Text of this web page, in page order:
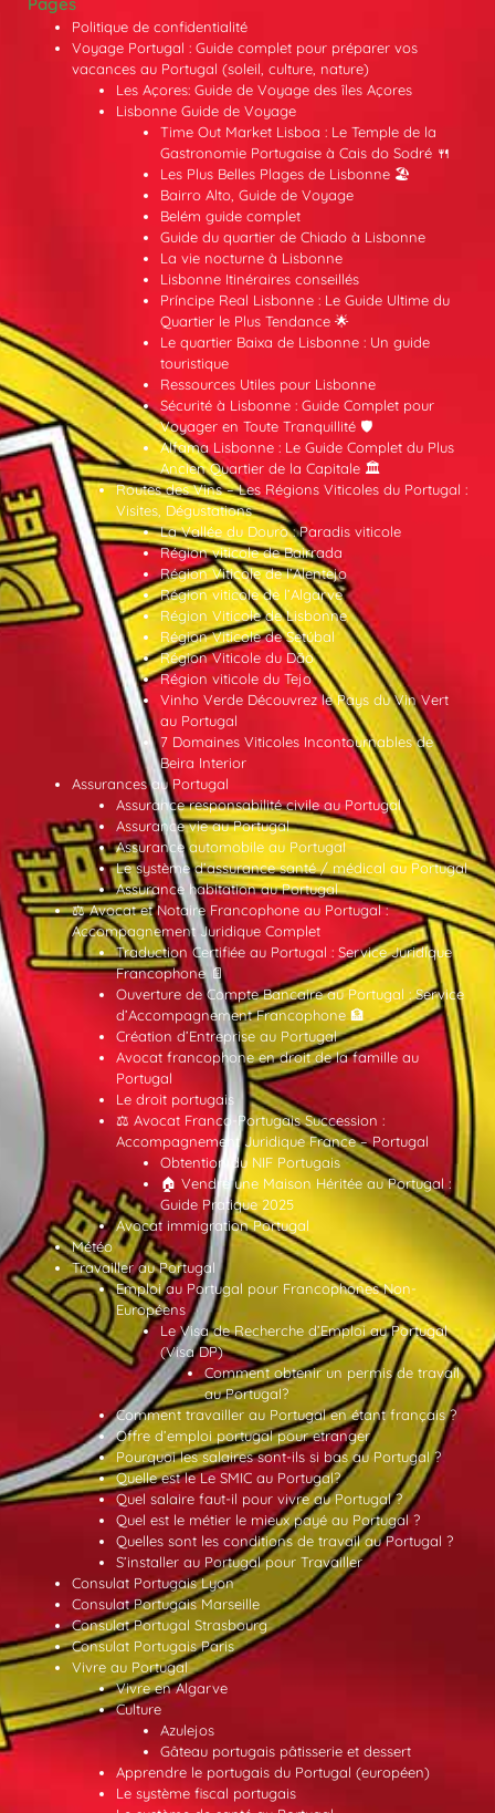
Pages
Politique de confidentialité
Voyage Portugal : Guide complet pour préparer vos
vacances au Portugal (soleil, culture, nature)
Les Açores: Guide de Voyage des îles Açores
Lisbonne Guide de Voyage
Time Out Market Lisboa : Le Temple de la
Gastronomie Portugaise à Cais do Sodré 🍴
Les Plus Belles Plages de Lisbonne 🏖️
Bairro Alto, Guide de Voyage
Belém guide complet
Guide du quartier de Chiado à Lisbonne
La vie nocturne à Lisbonne
Lisbonne Itinéraires conseillés
Príncipe Real Lisbonne : Le Guide Ultime du
Quartier le Plus Tendance 🌟
Le quartier Baixa de Lisbonne : Un guide
touristique
Ressources Utiles pour Lisbonne
Sécurité à Lisbonne : Guide Complet pour
Voyager en Toute Tranquillité 🛡️
Alfama Lisbonne : Le Guide Complet du Plus
Ancien Quartier de la Capitale 🏛️
Routes des Vins – Les Régions Viticoles du Portugal :
Visites, Dégustations
La Vallée du Douro : Paradis viticole
Région viticole de Bairrada
Région Viticole de l’Alentejo
Région viticole de l’Algarve
Région Viticole de Lisbonne
Région Viticole de Setúbal
Région Viticole du Dão
Région viticole du Tejo
Vinho Verde Découvrez le Pays du Vin Vert
au Portugal
7 Domaines Viticoles Incontournables de
Beira Interior
Assurances au Portugal
Assurance responsabilité civile au Portugal
Assurance vie au Portugal
Assurance automobile au Portugal
Le système d’assurance santé / médical au Portugal
Assurance habitation au Portugal
⚖️ Avocat et Notaire Francophone au Portugal :
Accompagnement Juridique Complet
Traduction Certifiée au Portugal : Service Juridique
Francophone 📄
Ouverture de Compte Bancaire au Portugal : Service
d’Accompagnement Francophone 🏦
Création d’Entreprise au Portugal
Avocat francophone en droit de la famille au
Portugal
Le droit portugais
⚖️ Avocat Franco-Portugais Succession :
Accompagnement Juridique France – Portugal
Obtention du NIF Portugais
🏠 Vendre une Maison Héritée au Portugal :
Guide Pratique 2025
Avocat immigration Portugal
Météo
Travailler au Portugal
Emploi au Portugal pour Francophones Non-
Européens
Le Visa de Recherche d’Emploi au Portugal
(Visa DP)
Comment obtenir un permis de travail
au Portugal?
Comment travailler au Portugal en étant français ?
Offre d’emploi portugal pour etranger
Pourquoi les salaires sont-ils si bas au Portugal ?
Quelle est le Le SMIC au Portugal?
Quel salaire faut-il pour vivre au Portugal ?
Quel est le métier le mieux payé au Portugal ?
Quelles sont les conditions de travail au Portugal ?
S’installer au Portugal pour Travailler
Consulat Portugais Lyon
Consulat Portugais Marseille
Consulat Portugal Strasbourg
Consulat Portugais Paris
Vivre au Portugal
Vivre en Algarve
Culture
Azulejos
Gâteau portugais pâtisserie et dessert
Apprendre le portugais du Portugal (européen)
Le système fiscal portugais